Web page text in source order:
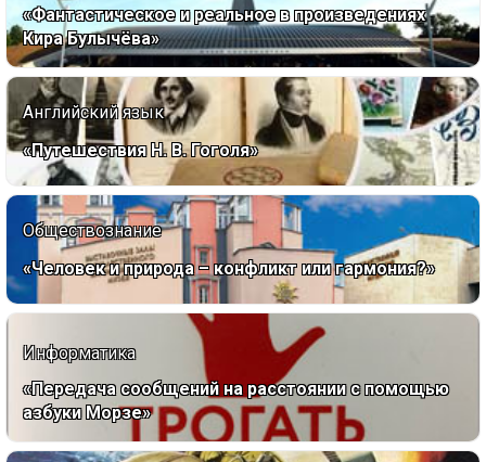
«Фантастическое и реальное в произведениях
Кира Булычёва»
Английский язык
«Путешествия Н. В. Гоголя»
Обществознание
«Человек и природа – конфликт или гармония?»
Информатика
«Передача сообщений на расстоянии с помощью
азбуки Морзе»